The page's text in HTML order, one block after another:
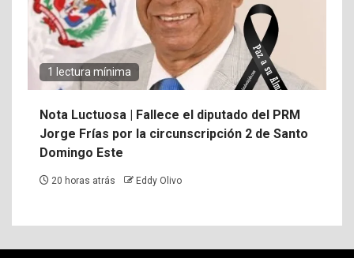
1 lectura mínima
Nota Luctuosa | Fallece el diputado del PRM
Jorge Frías por la circunscripción 2 de Santo
Domingo Este
20 horas atrás Eddy Olivo